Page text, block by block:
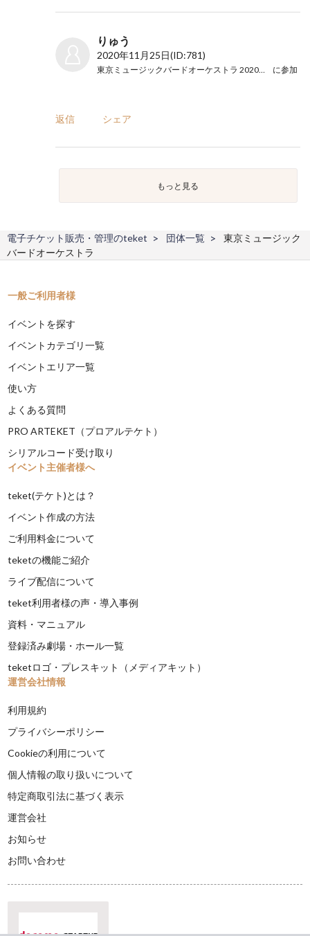
りゅう
2020年11月25日(ID:781)
に参加
返信 シェア
もっと見る
電子チケット販売・管理のteket 団体一覧
東京ミュージック
バードオーケストラ
一般ご利用者様
イベントを探す
イベントカテゴリ一覧
イベントエリア一覧
使い方
よくある質問
PRO ARTEKET（プロアルテケト）
シリアルコード受け取り
イベント主催者様へ
teket(テケト)とは？
イベント作成の方法
ご利用料金について
teketの機能ご紹介
ライブ配信について
teket利用者様の声・導入事例
資料・マニュアル
登録済み劇場・ホール一覧
teketロゴ・プレスキット（メディアキット）
運営会社情報
利用規約
プライバシーポリシー
Cookieの利用について
個人情報の取り扱いについて
特定商取引法に基づく表示
運営会社
お知らせ
お問い合わせ